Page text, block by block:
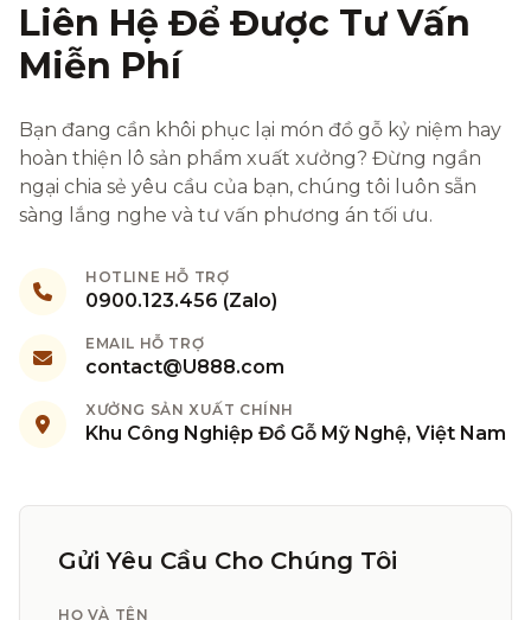
Liên Hệ Để Được Tư Vấn
Miễn Phí
Bạn đang cần khôi phục lại món đồ gỗ kỷ niệm hay
hoàn thiện lô sản phẩm xuất xưởng? Đừng ngần
ngại chia sẻ yêu cầu của bạn, chúng tôi luôn sẵn
sàng lắng nghe và tư vấn phương án tối ưu.
HOTLINE HỖ TRỢ
0900.123.456 (Zalo)
EMAIL HỖ TRỢ
contact@U888.com
XƯỞNG SẢN XUẤT CHÍNH
Khu Công Nghiệp Đồ Gỗ Mỹ Nghệ, Việt Nam
Gửi Yêu Cầu Cho Chúng Tôi
HỌ VÀ TÊN